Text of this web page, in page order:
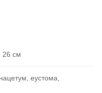
26 см
еустома,